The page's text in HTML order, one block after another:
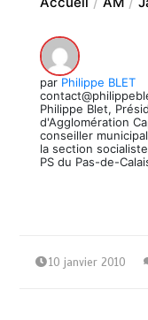
par Philippe BLET
Philippe Blet,
d'Agglomération
conseiller
la section
PS du Pas-de-
10 janvier 2010